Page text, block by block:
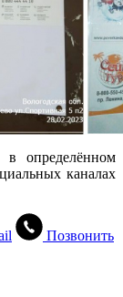
в определённом
каналах
Позвонить